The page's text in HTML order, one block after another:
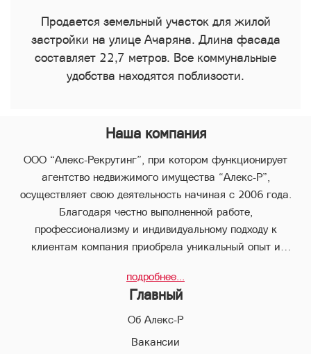
Продается земельный участок для жилой
застройки на улице Ачаряна. Длина фасада
составляет 22,7 метров. Все коммунальные
удобства находятся поблизости.
Наша компания
ООО “Алекс-Рекрутинг”, при котором функционирует
агентство недвижимого имущества “Алекс-Р”,
осуществляет свою деятельность начиная с 2006 года.
Благодаря честно выполненной работе,
профессионализму и индивидуальному подходу к
клиентам компания приобрела уникальный опыт и
В компании “Алекс-Р” предоставляется целый пакет
услуг, что позволяет клиенту с наименьшими потерями во
времени совершить любые виды сделок в сфере
подробнее...
Главный
Об Алекс-Р
Вакансии